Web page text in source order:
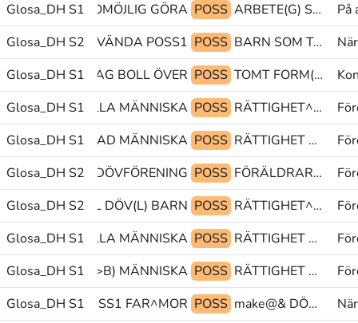
Glosa_DH S1BRIST OMÖJLIG GÖRA POSS ARBETE(G) SVÅR SÅ-ATT-SÄGA
På
Glosa_DH S2
PEK-TVÅ ANVÄNDA POSS1 POSS BARN SOM TOLK
Glosa_DH S1MISSTAG BOLL ÖVER POSS TOMT FORM(JJ)+UTSTRÄCKNING@p TRÄD^GÅRD
Glosa_DH S1
VARA GÄLLA MÄNNISKA POSS RÄTTIGHET^HETER@b PRO1 MER
Glosa_DH S1
INTRESSERAD MÄNNISKA POSS RÄTTIGHET HUR HÄNDA
Glosa_DH S2 DÖVFÖRENING POSS FÖRÄLDRAR(L)^KLUBB DELTA PLUS
Glosa_DH S2SKULL DÖV(L) BARN POSS RÄTTIGHET^HETER@b TID-FRAMÅT SEDAN(L)
Glosa_DH S1PEK GÄLLA MÄNNISKA POSS RÄTTIGHET PEK>person/PEK PRO1
Glosa_DH S1
BÄTTRE(J>B) MÄNNISKA POSS RÄTTIGHET PLUS SKA
Glosa_DH S1
SJÄLV POSS1 FAR^MOR POSS make@& DÖV(L) PI